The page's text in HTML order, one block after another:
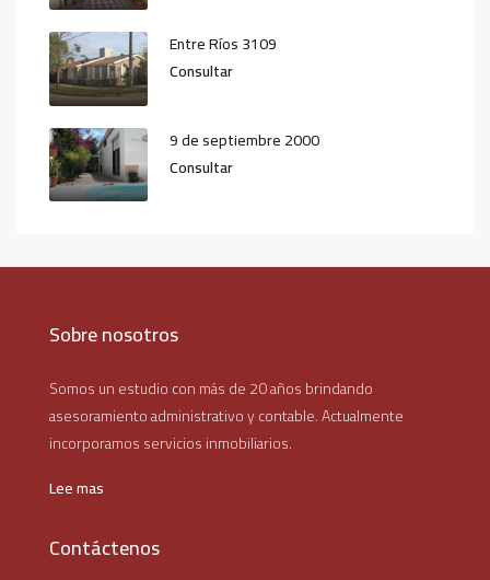
Entre Ríos 3109
Consultar
9 de septiembre 2000
Consultar
Sobre nosotros
Somos un estudio con más de 20 años brindando
asesoramiento administrativo y contable. Actualmente
incorporamos servicios inmobiliarios.
Lee mas
Contáctenos